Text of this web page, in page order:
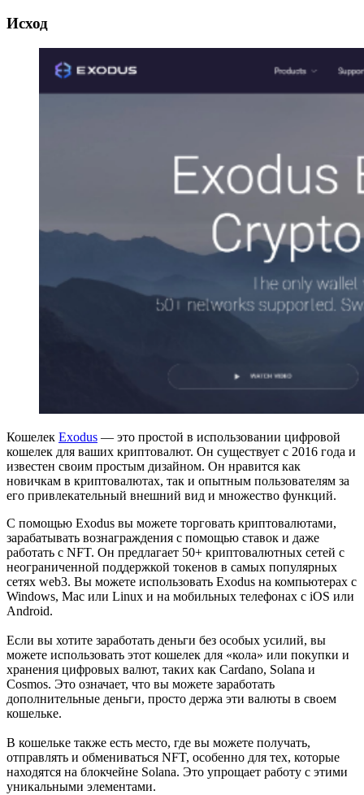
Исход
Кошелек Exodus — это простой в использовании цифровой
кошелек для ваших криптовалют. Он существует с 2016 года и
известен своим простым дизайном. Он нравится как
новичкам в криптовалютах, так и опытным пользователям за
его привлекательный внешний вид и множество функций.
С помощью Exodus вы можете торговать криптовалютами,
зарабатывать вознаграждения с помощью ставок и даже
работать с NFT. Он предлагает 50+ криптовалютных сетей с
неограниченной поддержкой токенов в самых популярных
сетях web3. Вы можете использовать Exodus на компьютерах с
Windows, Mac или Linux и на мобильных телефонах с iOS или
Android.
Если вы хотите заработать деньги без особых усилий, вы
можете использовать этот кошелек для «кола» или покупки и
хранения цифровых валют, таких как Cardano, Solana и
Cosmos. Это означает, что вы можете заработать
дополнительные деньги, просто держа эти валюты в своем
кошельке.
В кошельке также есть место, где вы можете получать,
отправлять и обмениваться NFT, особенно для тех, которые
находятся на блокчейне Solana. Это упрощает работу с этими
уникальными элементами.